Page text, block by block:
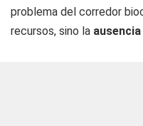
problema del corredor
recursos, sino la